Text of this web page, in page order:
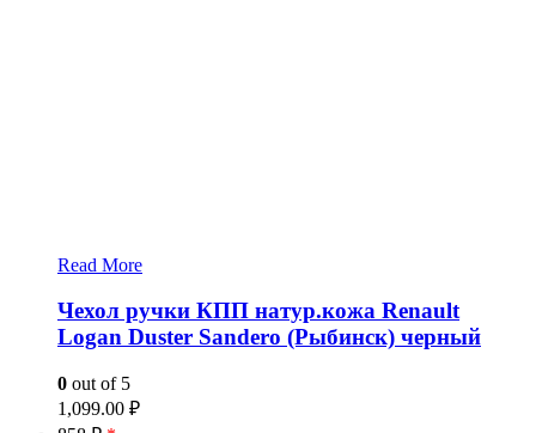
Read More
Чехол ручки КПП натур.кожа Renault
Logan Duster Sandero (Рыбинск) черный
0 out of 5
1,099.00 ₽